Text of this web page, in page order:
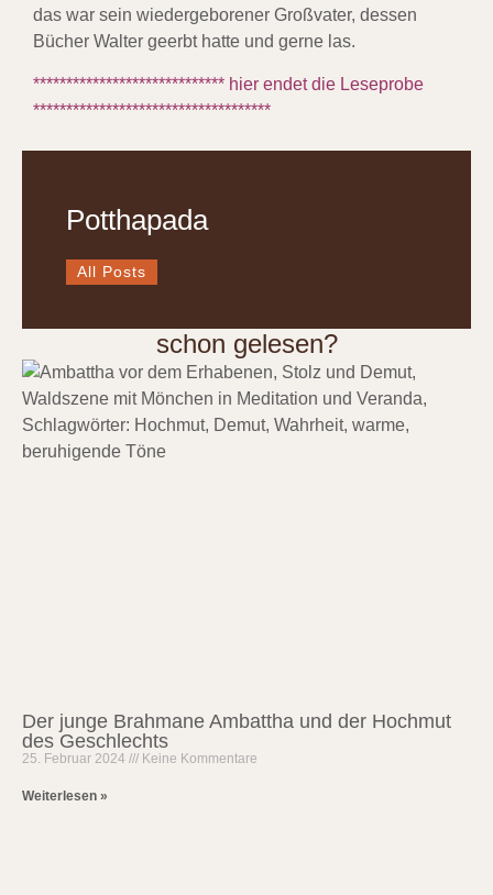
das war sein wiedergeborener Großvater, dessen
Bücher Walter geerbt hatte und gerne las.
***************************** hier endet die Leseprobe
************************************
Potthapada
All Posts
schon gelesen?
Der junge Brahmane Ambattha und der Hochmut
des Geschlechts
25. Februar 2024 Keine Kommentare
Weiterlesen »